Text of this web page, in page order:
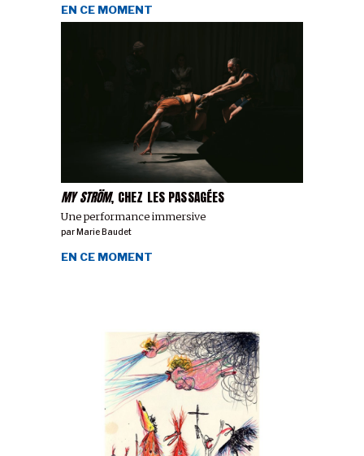
MY STRÖM, CHEZ LES PASSAGÉES
Une performance immersive
EN CE MOMENT
par Marie Baudet
EN CE MOMENT